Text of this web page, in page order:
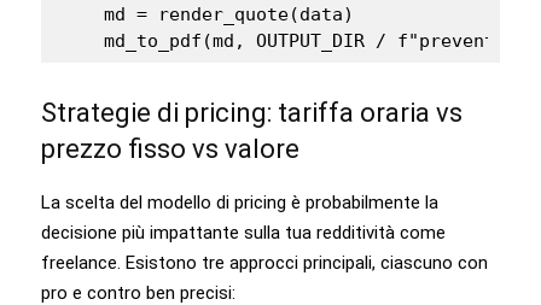
    md = render_quote(data)
Strategie di pricing: tariffa oraria vs
prezzo fisso vs valore
La scelta del modello di pricing è probabilmente la
decisione più impattante sulla tua redditività come
freelance. Esistono tre approcci principali, ciascuno con
pro e contro ben precisi: